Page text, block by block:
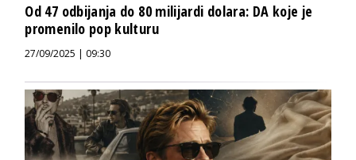
Od 47 odbijanja do 80 milijardi dolara: DA koje je
promenilo pop kulturu
27/09/2025 | 09:30